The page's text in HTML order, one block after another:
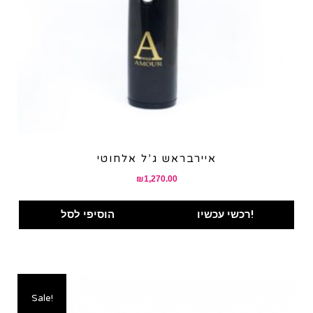
איירבראש ג’ל אלחוטי
₪1,270.00
הוסיפי לסל רכשי עכשיו!
Sale!